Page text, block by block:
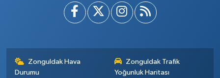
Zonguldak Hava
Durumu
Zonguldak Trafik
Yoğunluk Haritası